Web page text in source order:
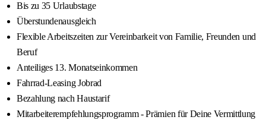
Bis zu 35 Urlaubstage
Überstundenausgleich
Flexible Arbeitszeiten zur Vereinbarkeit von Familie, Freunden und
Beruf
Anteiliges 13. Monatseinkommen
Fahrrad-Leasing Jobrad
Bezahlung nach Haustarif
Mitarbeiterempfehlungsprogramm - Prämien für Deine Vermittlung